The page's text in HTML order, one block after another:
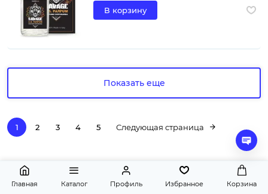
В корзину
Показать еще
1 2 3 4 5 Следующая страница
Главная Каталог Профиль Избранное Корзина